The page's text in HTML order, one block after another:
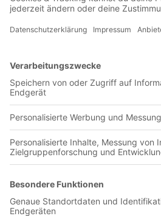
Unsere App ist in den offiziellen Stores
Jetzt herunterladen